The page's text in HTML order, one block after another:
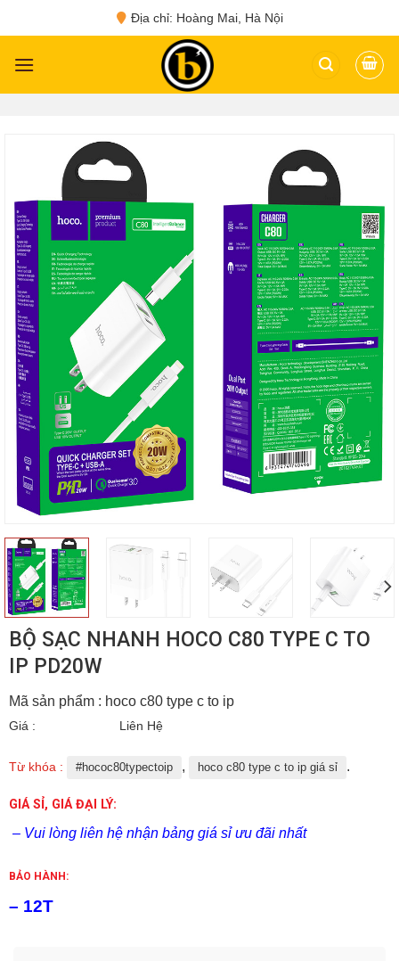
to
content
Địa chỉ: Hoàng Mai, Hà Nội
BỘ SẠC NHANH HOCO C80 TYPE C TO
IP PD20W
Mã sản phẩm : hoco c80 type c to ip
Giá : Liên Hệ
Từ khóa : #hococ80typectoip , hoco c80 type c to ip giá sỉ .
GIÁ SỈ, GIÁ ĐẠI LÝ:
– Vui lòng liên hệ nhận bảng giá sỉ ưu đãi nhất
BẢO HÀNH:
– 12T